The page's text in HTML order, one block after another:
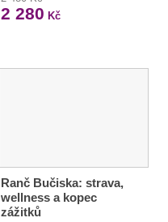
2 280 Kč
Ranč Bučiska: strava,
wellness a kopec
zážitků